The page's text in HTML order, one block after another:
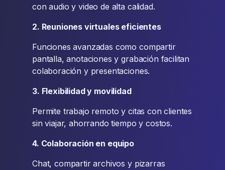
con audio y video de alta calidad.
2. Reuniones virtuales eficientes
Funciones avanzadas como compartir
pantalla, anotaciones y grabación facilitan
colaboración y presentaciones.
3. Flexibilidad y movilidad
Permite trabajo remoto y citas con clientes
sin viajar, ahorrando tiempo y costos.
4. Colaboración en equipo
Chat, compartir archivos y pizarras